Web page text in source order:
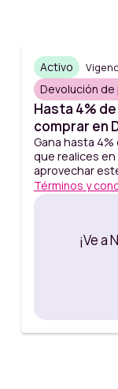
Activo
Devolución de
Hasta 4%
comprar en
Gana hasta
que realices en
aprovechar
Términos y
¡Ve a